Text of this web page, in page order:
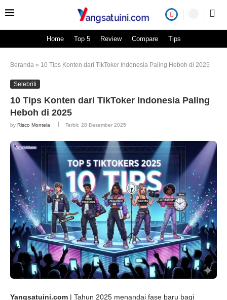
Home Top 5 Review Compare Tips
Beranda » 10 Tips Konten dari TikToker Indonesia Paling Heboh di 2025
Selebriti
10 Tips Konten dari TikToker Indonesia Paling
Heboh di 2025
by Risco Montela Terbit: 28 Desember 2025
Yangsatuini.com | Tahun 2025 menandai fase baru bagi